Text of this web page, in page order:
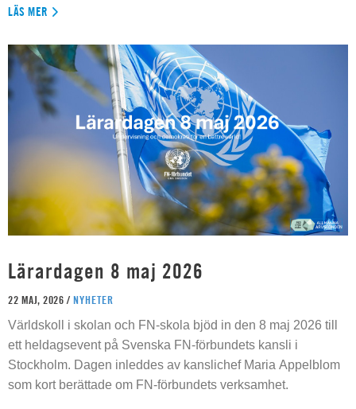
LÄS MER
Lärardagen 8 maj 2026
22 MAJ, 2026 / NYHETER
Världskoll i skolan och FN-skola bjöd in den 8 maj 2026 till
ett heldagsevent på Svenska FN-förbundets kansli i
Stockholm. Dagen inleddes av kanslichef Maria Appelblom
som kort berättade om FN-förbundets verksamhet.